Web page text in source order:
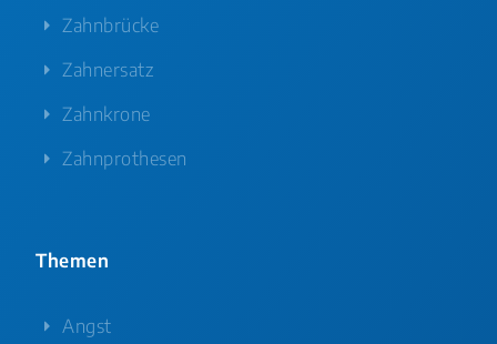
Zahnbrücke
Zahnersatz
Zahnkrone
Zahnprothesen
Themen
Angst